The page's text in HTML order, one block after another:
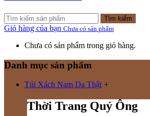
Tìm kiếm
Giỏ hàng của bạn Chưa có sản phẩm
Chưa có sản phẩm trong giỏ hàng.
Danh mục sản phẩm
Túi Xách Nam Da Thật +
Thời Trang Quý Ông